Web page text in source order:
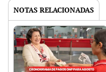
NOTAS RELACIONADAS